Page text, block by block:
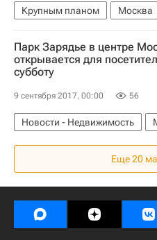
Крупным планом Москва
Зарядье
Городская среда
Строительство парка в
Аналитика – РИА
Парк Зарядье в центре
открывается для
субботу
9 сентября 2017, 00:00 56
Новости - Недвижимость
Зарядье
Городская среда
Строительство парка в
Еще 20